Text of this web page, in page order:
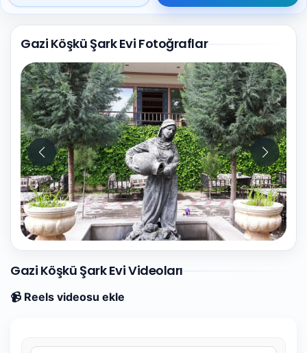
Gazi Köşkü Şark Evi Fotoğraflar
9Fotoğraf
Gazi Köşkü Şark Evi Videoları
📹 Reels videosu ekle